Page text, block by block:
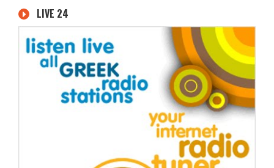
LIVE 24